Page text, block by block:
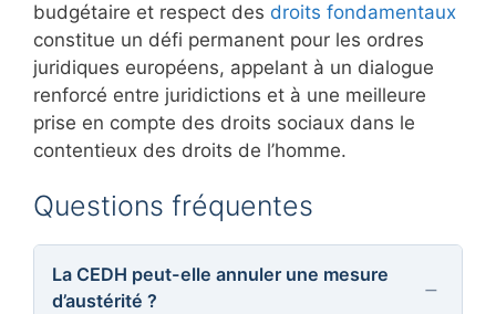
budgétaire et respect des droits fondamentaux
constitue un défi permanent pour les ordres
juridiques européens, appelant à un dialogue
renforcé entre juridictions et à une meilleure
prise en compte des droits sociaux dans le
contentieux des droits de l’homme.
Questions fréquentes
La CEDH peut-elle annuler une mesure
d’austérité ?